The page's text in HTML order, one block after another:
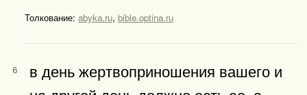
Толкование: abyka.ru, bible.optina.ru
6
в день жертвоприношения вашего и